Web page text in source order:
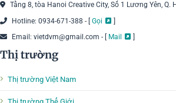
Tầng 8, tòa Hanoi Creative City, Số 1 Lương Yên, Q.
Hotline: 0934-671-388 - [ Gọi
]
Email: vietdvm@gmail.com - [ Mail ]
Thị trường
Thị trường Việt Nam